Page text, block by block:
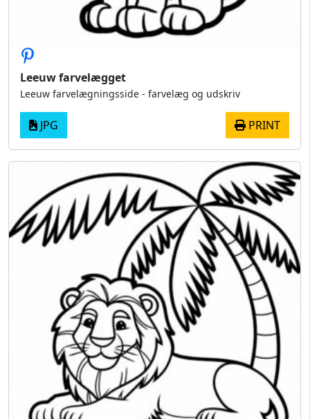
Leeuw farvelægget
Leeuw farvelægningsside - farvelæg og udskriv
JPG PRINT